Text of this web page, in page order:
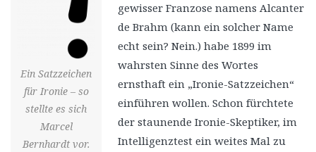
Ein Satzzeichen
für Ironie – so
stellte es sich
Marcel
Bernhardt vor.
gewisser Franzose namens Alcanter
de Brahm (kann ein solcher Name
echt sein? Nein.) habe 1899 im
wahrsten Sinne des Wortes
ernsthaft ein „Ironie-Satzzeichen“
einführen wollen. Schon fürchtete
der staunende Ironie-Skeptiker, im
Intelligenztest ein weites Mal zu